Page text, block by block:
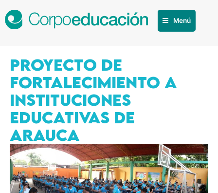
Menú
PROYECTO DE
FORTALECIMIENTO A
INSTITUCIONES
EDUCATIVAS DE
ARAUCA